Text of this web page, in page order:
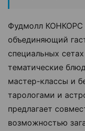
Фудмолл КОНКОРС
объединяющий
специальных
тематические
мастер-классы и
тарологами и
предлагает
возможностью